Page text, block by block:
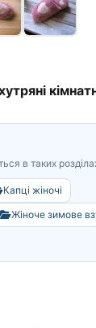
в таких
Капці жіночі
Жіноче зимове